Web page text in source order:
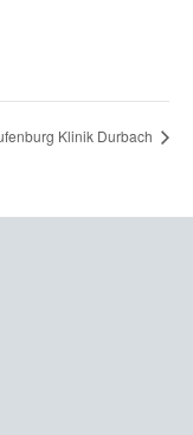
Klinik Durbach